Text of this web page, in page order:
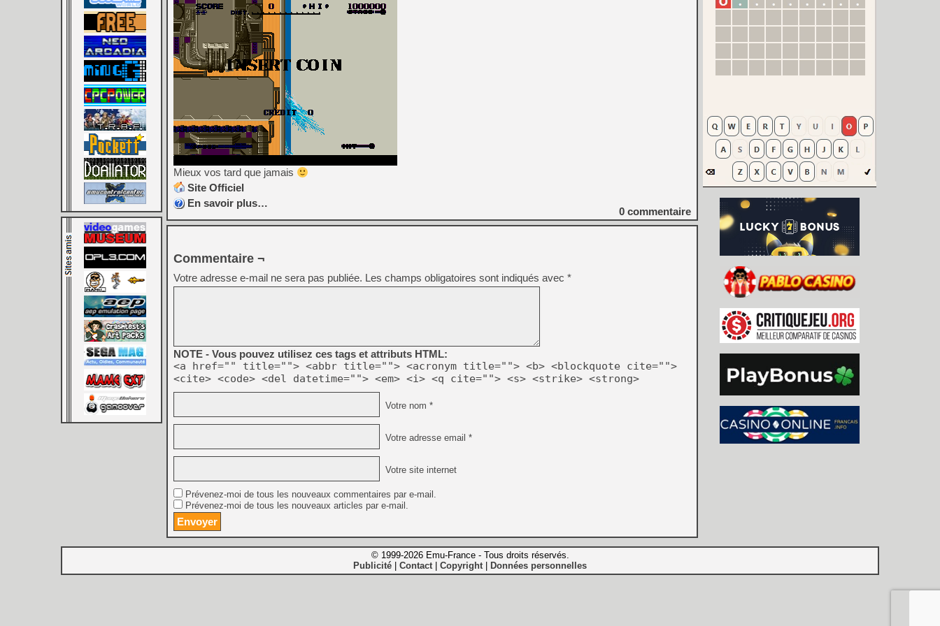
Mieux vos tard que jamais
Site Officiel
En savoir plus…
0 commentaire
Commentaire ¬
Votre adresse e-mail ne sera pas publiée. Les champs obligatoires sont indiqués avec *
NOTE - Vous pouvez utilisez ces tags et attributs HTML:
<a href="" title=""> <abbr title=""> <acronym title=""> <b> <blockquote cite="">
<cite> <code> <del datetime=""> <em> <i> <q cite=""> <s> <strike> <strong>
Votre nom *
Votre adresse email *
Votre site internet
Prévenez-moi de tous les nouveaux commentaires par e-mail.
Prévenez-moi de tous les nouveaux articles par e-mail.
© 1999-2026 Emu-France - Tous droits réservés.
Publicité Contact| Copyright| Données personnelles